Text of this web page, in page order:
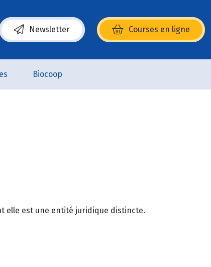
Newsletter Courses en ligne
dans une nouvelle fenêtre)
Biocoop
elle est une entité juridique distincte.